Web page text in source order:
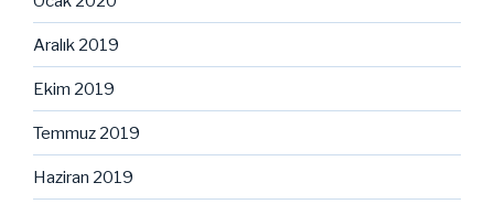
Aralık 2019
Ekim 2019
Temmuz 2019
Haziran 2019